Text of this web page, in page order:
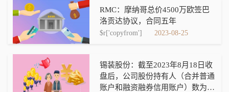
RMC：摩纳哥总价4500万欧签巴
洛贡达协议，合同五年
$r['copyfrom'] 2023-08-25
锡装股份：截至2023年8月18日收
盘后，公司股份持有人（合并普通
账户和融资融券信用账户）数为